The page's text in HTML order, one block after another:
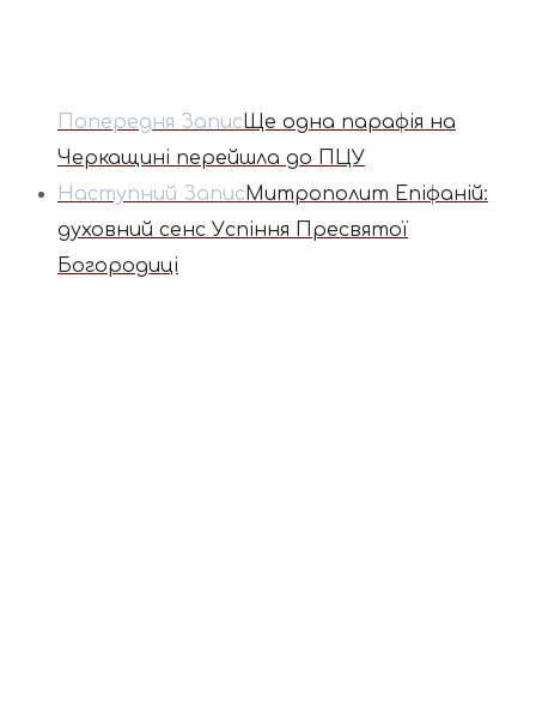
Попередня Запис Ще одна парафія на
Черкащині перейшла до ПЦУ
Наступний ЗаписМитрополит Епіфаній:
духовний сенс Успіння Пресвятої
Богородиці